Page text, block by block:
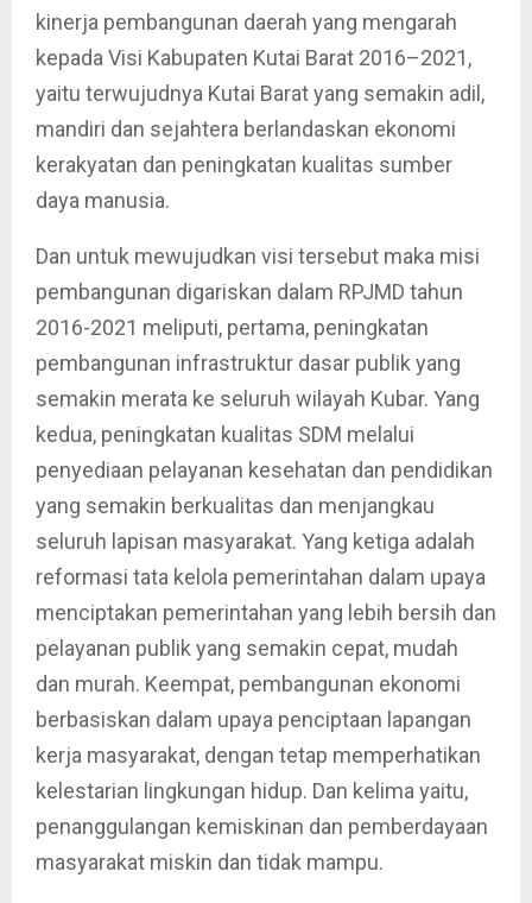
kinerja pembangunan daerah yang mengarah
kepada Visi Kabupaten Kutai Barat 2016–2021,
yaitu terwujudnya Kutai Barat yang semakin adil,
mandiri dan sejahtera berlandaskan ekonomi
kerakyatan dan peningkatan kualitas sumber
daya manusia.
Dan untuk mewujudkan visi tersebut maka misi
pembangunan digariskan dalam RPJMD tahun
2016-2021 meliputi, pertama, peningkatan
pembangunan infrastruktur dasar publik yang
semakin merata ke seluruh wilayah Kubar. Yang
kedua, peningkatan kualitas SDM melalui
penyediaan pelayanan kesehatan dan pendidikan
yang semakin berkualitas dan menjangkau
seluruh lapisan masyarakat. Yang ketiga adalah
reformasi tata kelola pemerintahan dalam upaya
menciptakan pemerintahan yang lebih bersih dan
pelayanan publik yang semakin cepat, mudah
dan murah. Keempat, pembangunan ekonomi
berbasiskan dalam upaya penciptaan lapangan
kerja masyarakat, dengan tetap memperhatikan
kelestarian lingkungan hidup. Dan kelima yaitu,
penanggulangan kemiskinan dan pemberdayaan
masyarakat miskin dan tidak mampu.